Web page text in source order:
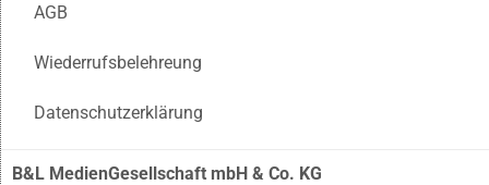
AGB
Wiederrufsbelehreung
Datenschutzerklärung
B&L MedienGesellschaft mbH & Co. KG